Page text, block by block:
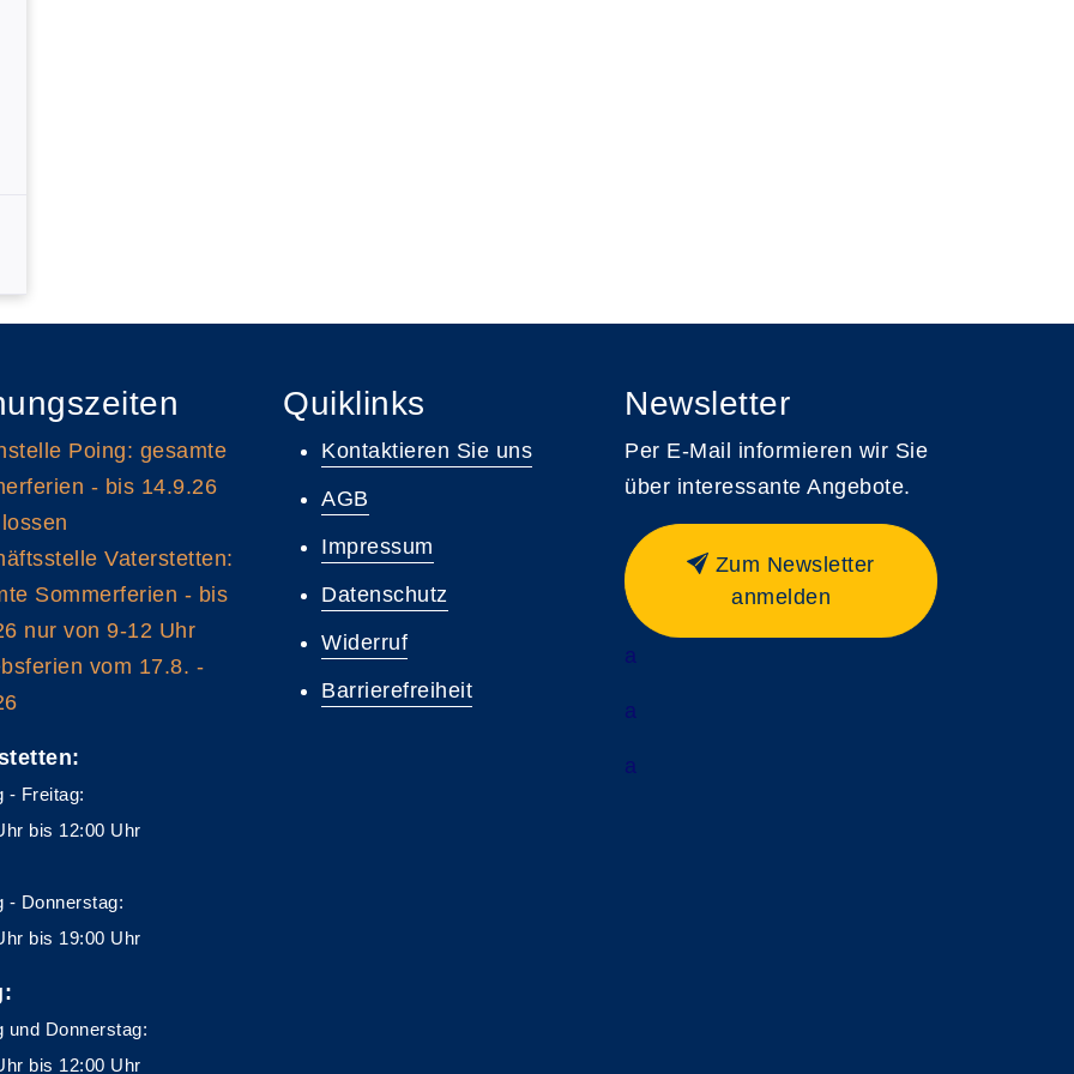
Poing: gesamte
- bis 14.9.26
Vaterstetten:
Sommerferien - bis
nur von 9-12 Uhr
vom 17.8. -
- Freitag:
bis 12:00 Uhr
- Donnerstag:
bis 19:00 Uhr
und Donnerstag:
bis 12:00 Uhr
Quiklinks
Kontaktieren Sie uns
AGB
Impressum
Datenschutz
Widerruf
Barrierefreiheit
Newsletter
Per E-Mail informieren wir Sie
über interessante Angebote.
Zum Newsletter
anmelden
a
a
a